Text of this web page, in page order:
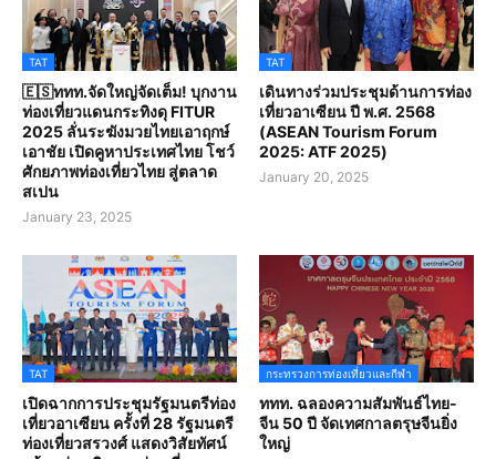
TAT
🇪🇸ททท.จัดใหญ่จัดเต็ม! บุกงาน
ท่องเที่ยวแดนกระทิงดุ FITUR
2025 ลั่นระฆังมวยไทยเอาฤกษ์
เอาชัย เปิดคูหาประเทศไทย โชว์
ศักยภาพท่องเที่ยวไทย สู่ตลาด
สเปน
January 23, 2025
TAT
เดินทางร่วมประชุมด้านการท่อง
เที่ยวอาเซียน ปี พ.ศ. 2568
(ASEAN Tourism Forum
2025: ATF 2025)
January 20, 2025
TAT
เปิดฉากการประชุมรัฐมนตรีท่อง
เที่ยวอาเซียน ครั้งที่ 28 รัฐมนตรี
ท่องเที่ยวสรวงศ์ แสดงวิสัยทัศน์
กระทรวงการท่องเที่ยวและกีฬา
ททท. ฉลองความสัมพันธ์ไทย-
จีน 50 ปี จัดเทศกาลตรุษจีนยิ่ง
ใหญ่